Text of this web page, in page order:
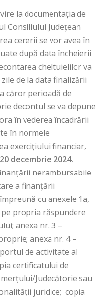
la documentația de
Consiliului Județean
cererii se vor avea în
după data încheierii
cheltuielilor va
de la data finalizării
căror perioadă de
decontul se va depune
în vederea încadrării
în normele
exercițiului financiar,
decembrie 2024.
nerambursabile
a finanțării
cu anexele 1a,
pe propria răspundere
anexa nr. 3 –
anexa nr. 4 –
de activitate al
certificatului de
Judecătorie sau
juridice; copia